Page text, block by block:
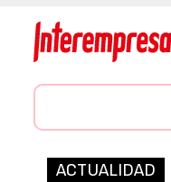
ACTUALIDAD